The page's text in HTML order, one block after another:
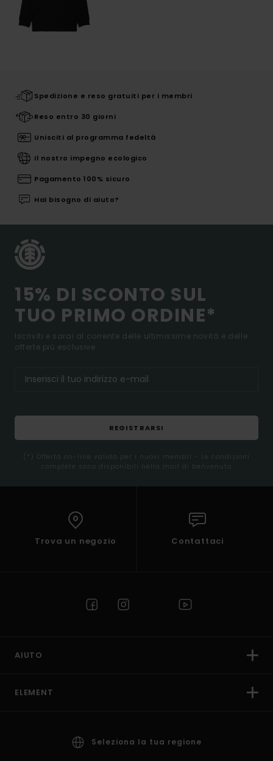
Spedizione e reso gratuiti per i membri
Reso entro 30 giorni
Unisciti al programma fedeltà
Il nostro impegno ecologico
Pagamento 100% sicuro
Hai bisogno di aiuto?
15% DI SCONTO SUL
TUO PRIMO ORDINE*
Iscriviti e sarai al corrente delle ultimissime novità e delle
offerte più esclusive.
REGISTRARSI
(*) Offerta on-line valida per i nuovi membri - Le condizioni
complete sono disponibili nella mail di benvenuto
Trova un negozio Contattaci
AIUTO
ELEMENT
Seleziona la tua regione